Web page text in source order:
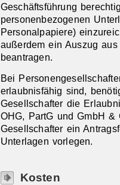
Geschäftsführung
personenbezogenen
Personalpapiere)
außerdem ein Auszug
beantragen.
Bei
erlaubnisfähig sind,
Gesellschafter die
OHG, PartG und GmbH
Gesellschafter ein
Unterlagen vorlegen.
Kosten